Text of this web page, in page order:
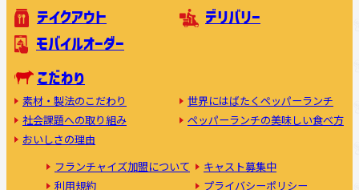
テイクアウト
デリバリー
モバイルオーダー
こだわり
素材・製法のこだわり
世界にはばたくペッパーランチ
社会課題への取り組み
ペッパーランチの美味しい食べ方
おいしさの理由
フランチャイズ加盟について
キャスト募集中
利用規約
プライバシーポリシー